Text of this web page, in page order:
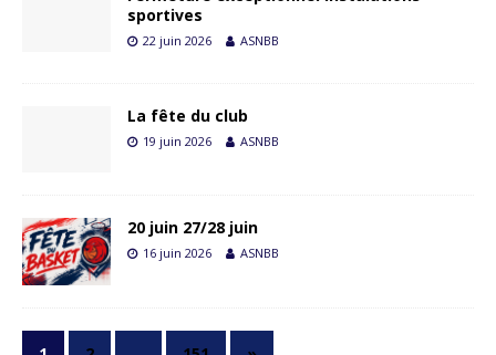
sportives
22 juin 2026 ASNBB
La fête du club
19 juin 2026 ASNBB
20 juin 27/28 juin
16 juin 2026 ASNBB